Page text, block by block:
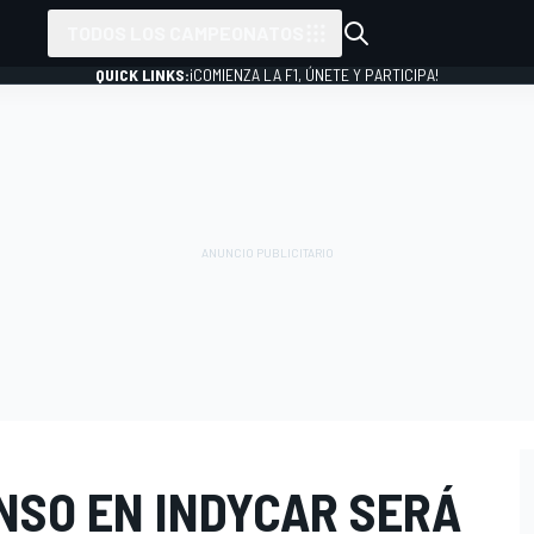
QUICK LINKS:¡COMIENZA LA F1, ÚNETE Y PARTICIPA!
EN INDYCAR SERÁ